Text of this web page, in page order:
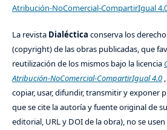
Atribución-NoComercial-CompartirIgual
La revista Dialéctica conserva los
(copyright) de las obras publicadas, que
reutilización de los mismos bajo la licencia
Atribución-NoComercial-CompartirIgual 4.0,
copiar, usar, difundir, transmitir y exponer
que se cite la autoría y fuente original de
editorial, URL y DOI de la obra), no se